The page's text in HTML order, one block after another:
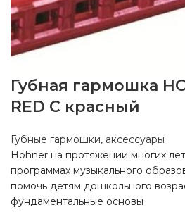
Губная гармошка
RED C красный
Губные гармошки, аксессуары
Hohner на протяжении многих
программах музыкального
помочь детям дошкольного
фундаментальные основы